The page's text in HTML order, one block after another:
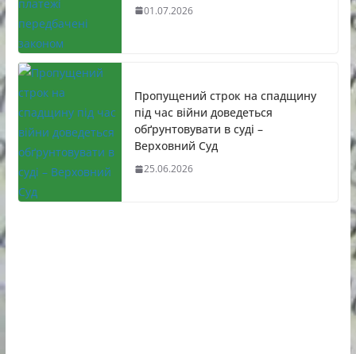
01.07.2026
Пропущений строк на спадщину
під час війни доведеться
обґрунтовувати в суді –
Верховний Суд
25.06.2026